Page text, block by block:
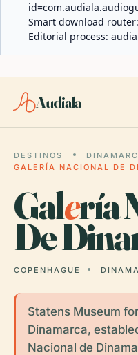
Smart download router:
Editorial process:
Audiala
DESTINOS
GALERÍA NACIONAL DE
Galería
De
COPENHAGUE
Statens Museum
Dinamarca,
Nacional de